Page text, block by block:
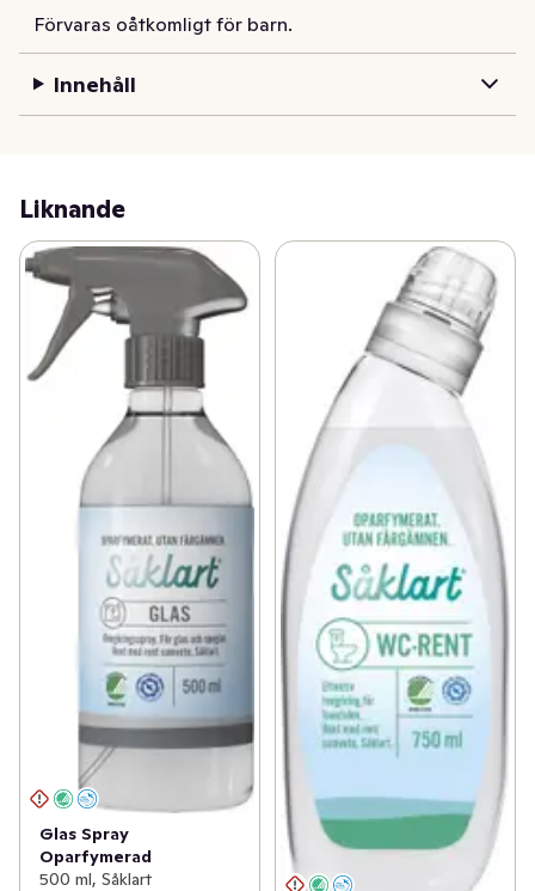
Förvaras oåtkomligt för barn.
Innehåll
Liknande
Glas Spray
Oparfymerad
500 ml, Såklart